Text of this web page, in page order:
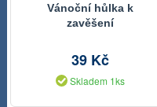
Vánoční hůlka k
zavěšení
39 Kč
Skladem 1ks